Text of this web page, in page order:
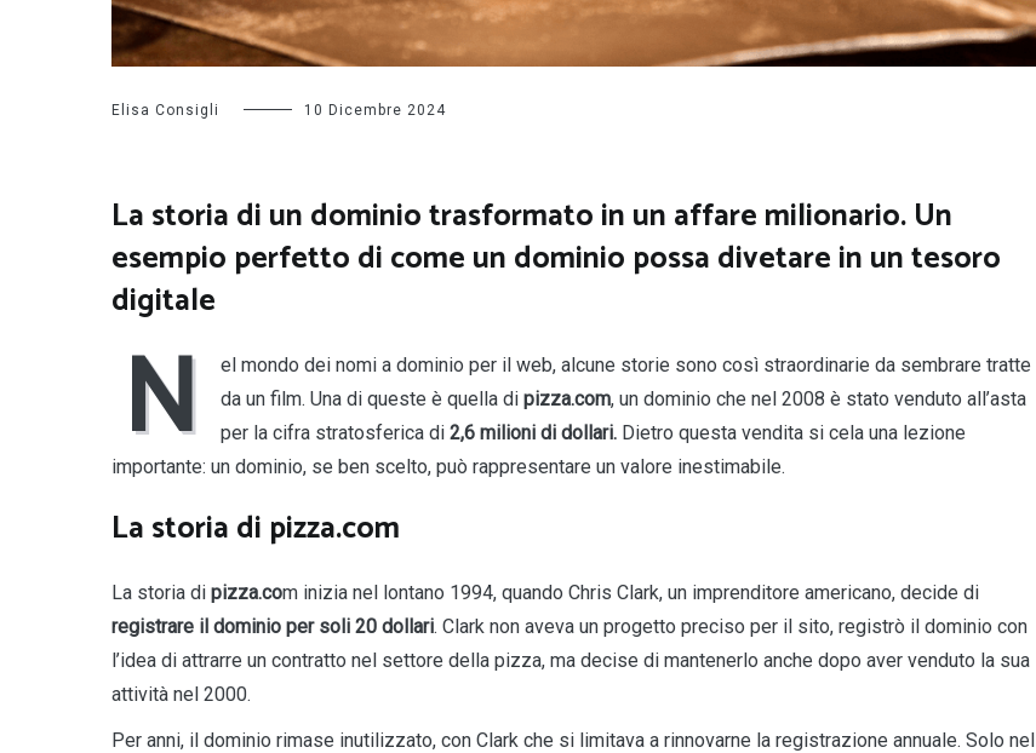
Elisa Consigli 10 Dicembre 2024
La storia di un dominio trasformato in un affare milionario. Un
esempio perfetto di come un dominio possa divetare in un tesoro
digitale
N
el mondo dei nomi a dominio per il web, alcune storie sono così straordinarie da sembrare tratte
da un film. Una di queste è quella di pizza.com, un dominio che nel 2008 è stato venduto all’asta
per la cifra stratosferica di 2,6 milioni di dollari. Dietro questa vendita si cela una lezione
importante: un dominio, se ben scelto, può rappresentare un valore inestimabile.
La storia di pizza.com
La storia di pizza.com inizia nel lontano 1994, quando Chris Clark, un imprenditore americano, decide di
registrare il dominio per soli 20 dollari. Clark non aveva un progetto preciso per il sito, registrò il dominio con
l’idea di attrarre un contratto nel settore della pizza, ma decise di mantenerlo anche dopo aver venduto la sua
attività nel 2000.
Per anni, il dominio rimase inutilizzato, con Clark che si limitava a rinnovarne la registrazione annuale. Solo nel